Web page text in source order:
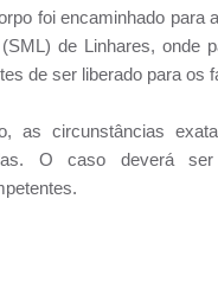
foi encaminhado para
de Linhares, onde
de ser liberado para os
as circunstâncias
O caso deverá ser